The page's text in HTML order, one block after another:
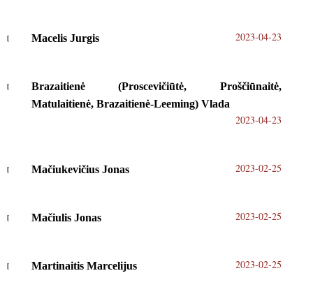
Macelis Jurgis 2023-04-23
Brazaitienė (Proscevičiūtė, Proščiūnaitė,
Matulaitienė, Brazaitienė-Leeming) Vlada
2023-04-23
Mačiukevičius Jonas 2023-02-25
Mačiulis Jonas 2023-02-25
Martinaitis Marcelijus 2023-02-25